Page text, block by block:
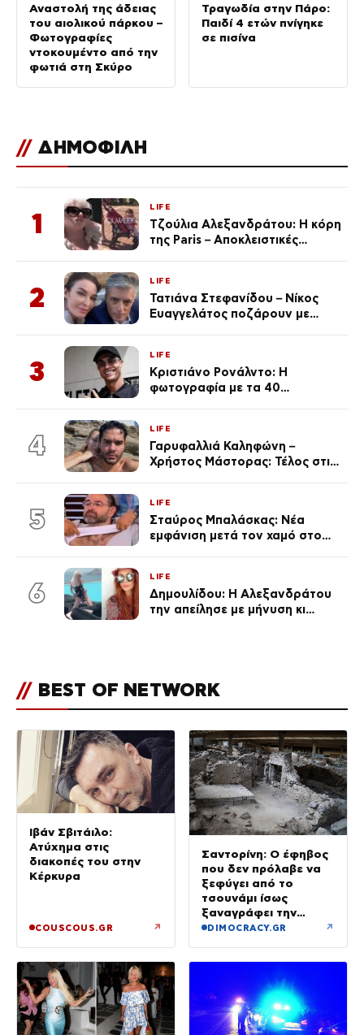
Αναστολή της άδειας
του αιολικού πάρκου –
Φωτογραφίες
ντοκουμέντο από την
φωτιά στη Σκύρο
Τραγωδία στην Πάρο:
Παιδί 4 ετών πνίγηκε
σε πισίνα
// ΔΗΜΟΦΙΛΗ
1
LIFE
Τζούλια Αλεξανδράτου: Η κόρη
της Paris – Αποκλειστικές
2
LIFE
Τατιάνα Στεφανίδου – Νίκος
Ευαγγελάτος ποζάρουν με
3
LIFE
Κριστιάνο Ρονάλντο: Η
φωτογραφία με τα 40
εκ. likes
4
LIFE
Γαρυφαλλιά Καληφώνη –
Χρήστος Μάστορας: Τέλος στις
5
LIFE
Σταύρος Μπαλάσκας: Νέα
εμφάνιση μετά τον χαμό στο
6
LIFE
Δημουλίδου: Η Αλεξανδράτου
την απείλησε με μήνυση κι
// BEST OF NETWORK
Ιβάν Σβιτάιλο:
Ατύχημα στις
διακοπές του στην
Κέρκυρα
COUSCOUS.GR ↗
Σαντορίνη: Ο έφηβος
που δεν πρόλαβε να
ξεφύγει από το
τσουνάμι ίσως
ξαναγράφει την
ιστορία της μινωικής
DIMOCRACY.GR ↗